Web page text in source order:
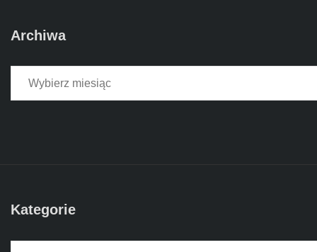
Archiwa
Kategorie
Kategorie